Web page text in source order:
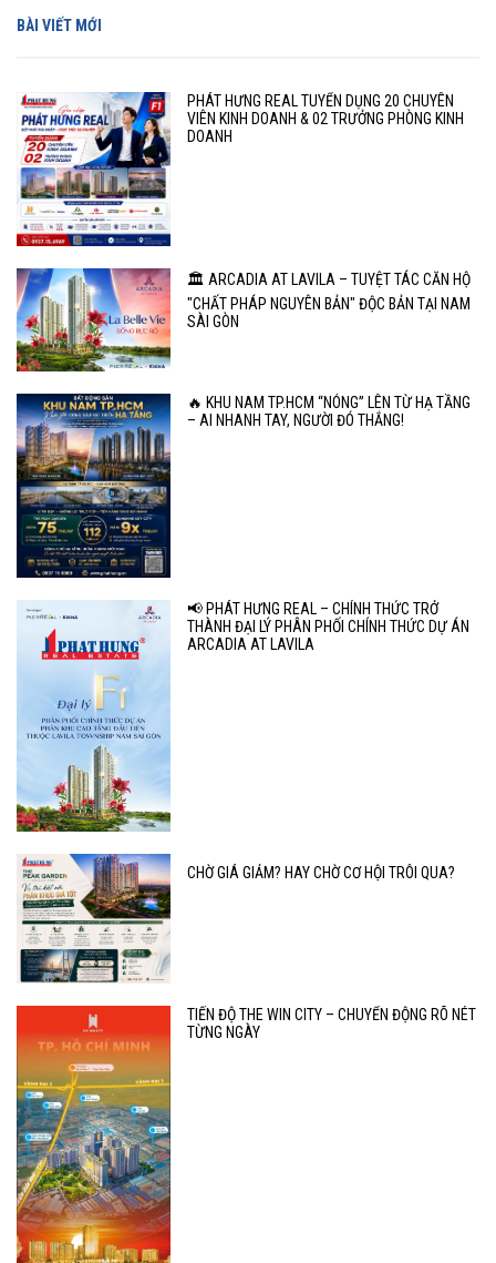
BÀI VIẾT MỚI
PHÁT HƯNG REAL TUYỂN DỤNG 20 CHUYÊN
VIÊN KINH DOANH & 02 TRƯỞNG PHÒNG KINH
DOANH
🏛️ ARCADIA AT LAVILA – TUYỆT TÁC CĂN HỘ
"CHẤT PHÁP NGUYÊN BẢN" ĐỘC BẢN TẠI NAM
SÀI GÒN
🔥 KHU NAM TP.HCM “NÓNG” LÊN TỪ HẠ TẦNG
– AI NHANH TAY, NGƯỜI ĐÓ THẮNG!
📢 PHÁT HƯNG REAL – CHÍNH THỨC TRỞ
THÀNH ĐẠI LÝ PHÂN PHỐI CHÍNH THỨC DỰ ÁN
ARCADIA AT LAVILA
CHỜ GIÁ GIẢM? HAY CHỜ CƠ HỘI TRÔI QUA?
TIẾN ĐỘ THE WIN CITY – CHUYỂN ĐỘNG RÕ NÉT
TỪNG NGÀY